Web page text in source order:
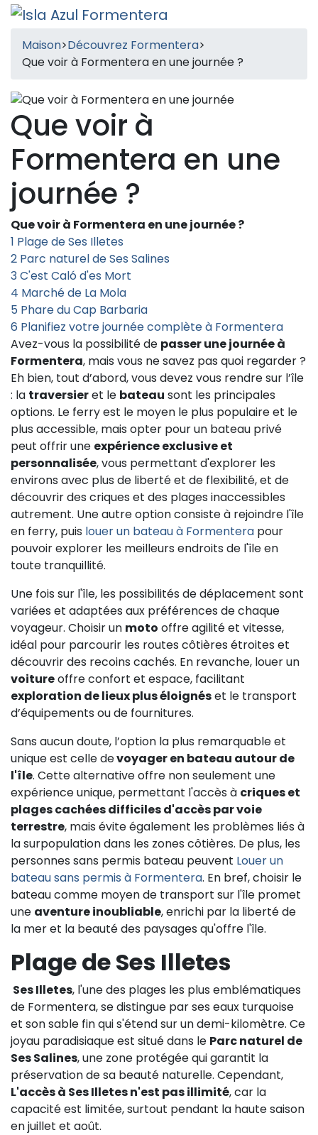
Maison>Découvrez Formentera>
Que voir à Formentera en une journée ?
Que voir à
Formentera en une
journée ?
Que voir à Formentera en une journée ?
1 Plage de Ses Illetes
2 Parc naturel de Ses Salines
3C'est Caló d'es Mort
4 Marché de La Mola
5 Phare du Cap Barbaria
6 Planifiez votre journée complète à Formentera
Avez-vous la possibilité de passer une journée à
Formentera, mais vous ne savez pas quoi regarder ?
Eh bien, tout d’abord, vous devez vous rendre sur l’île
: la traversieret le bateau sont les principales
options. Le ferry est le moyen le plus populaire et le
plus accessible, mais opter pour un bateau privé
peut offrir une expérience exclusive et
personnalisée, vous permettant d'explorer les
environs avec plus de liberté et de flexibilité, et de
découvrir des criques et des plages inaccessibles
autrement. Une autre option consiste à rejoindre l'île
en ferry, puis louer un bateau à Formentera pour
pouvoir explorer les meilleurs endroits de l'île en
toute tranquillité.
Une fois sur l'île, les possibilités de déplacement sont
variées et adaptées aux préférences de chaque
voyageur. Choisir un moto offre agilité et vitesse,
idéal pour parcourir les routes côtières étroites et
découvrir des recoins cachés. En revanche, louer un
voitureoffre confort et espace, facilitant
exploration de lieux plus éloignéset le transport
d’équipements ou de fournitures.
Sans aucun doute, l’option la plus remarquable et
unique est celle devoyager en bateau autour de
l'île. Cette alternative offre non seulement une
expérience unique, permettant l'accès à criques et
plages cachées difficiles d'accès par voie
terrestre, mais évite également les problèmes liés à
la surpopulation dans les zones côtières. De plus, les
personnes sans permis bateau peuvent Louer un
bateau sans permis à Formentera. En bref, choisir le
bateau comme moyen de transport sur l'île promet
une aventure inoubliable, enrichi par la liberté de
la mer et la beauté des paysages qu'offre l'île.
Plage de Ses Illetes
Ses Illetes, l'une des plages les plus emblématiques
de Formentera, se distingue par ses eaux turquoise
et son sable fin qui s'étend sur un demi-kilomètre. Ce
joyau paradisiaque est situé dans le Parc naturel de
Ses Salines, une zone protégée qui garantit la
préservation de sa beauté naturelle. Cependant,
L'accès à Ses Illetes n'est pas illimité, car la
capacité est limitée, surtout pendant la haute saison
en juillet et août.